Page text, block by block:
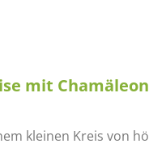
mit
kleinen Kreis von